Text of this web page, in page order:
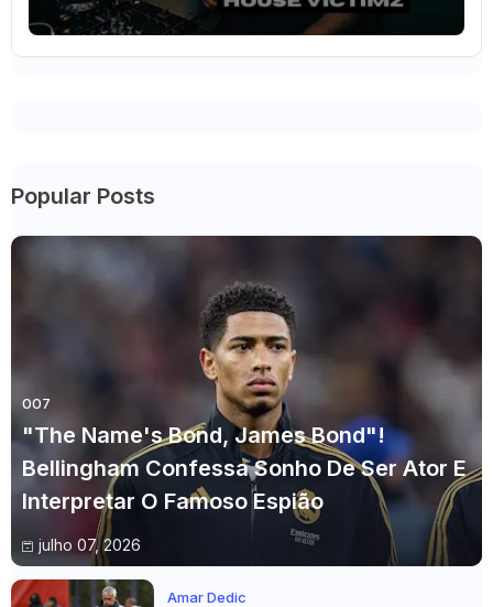
Popular Posts
007
"The Name's Bond, James Bond"!
Bellingham Confessa Sonho De Ser Ator E
Interpretar O Famoso Espião
julho 07, 2026
Amar Dedic